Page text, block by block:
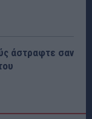
άστραφτε σαν